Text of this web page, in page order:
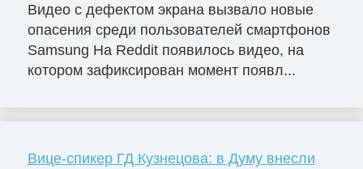
Видео с дефектом экрана вызвало новые
опасения среди пользователей смартфонов
Samsung На Reddit появилось видео, на
котором зафиксирован момент появл...
Вице-спикер ГД Кузнецова: в Думу внесли